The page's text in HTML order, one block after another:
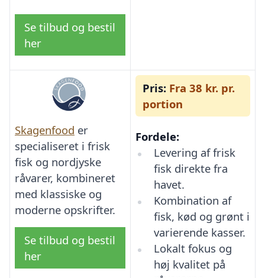
Se tilbud og bestil
her
Skagenfood er
specialiseret i frisk
fisk og nordjyske
råvarer, kombineret
med klassiske og
moderne opskrifter.
Se tilbud og bestil
her
Pris: Fra 38 kr. pr.
portion
Fordele:
Levering af frisk
fisk direkte fra
havet.
Kombination af
fisk, kød og grønt i
varierende kasser.
Lokalt fokus og
høj kvalitet på